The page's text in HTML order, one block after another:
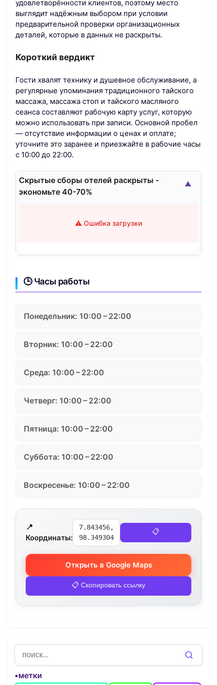
удовлетворённости клиентов, поэтому место
выглядит надёжным выбором при условии
предварительной проверки организационных
деталей, которые в данных не раскрыты.
Короткий вердикт
Гости хвалят технику и душевное обслуживание, а
регулярные упоминания традиционного тайского
массажа, массажа стоп и тайского масляного
сеанса составляют рабочую карту услуг, которую
можно использовать при записи. Основной пробел
— отсутствие информации о ценах и оплате;
уточните это заранее и приезжайте в рабочие часы
с 10:00 до 22:00.
Скрытые сборы отелей раскрыты -
экономьте 40-70%
⚠️ Ошибка загрузки
▲
🕒 Часы работы
Понедельник: 10:00 – 22:00
Вторник: 10:00 – 22:00
Среда: 10:00 – 22:00
Четверг: 10:00 – 22:00
Пятница: 10:00 – 22:00
Суббота: 10:00 – 22:00
Воскресенье: 10:00 – 22:00
📍
Координаты:
7.843456,
98.349304
📋
Открыть в Google Maps
📋 Скопировать ссылку
•метки